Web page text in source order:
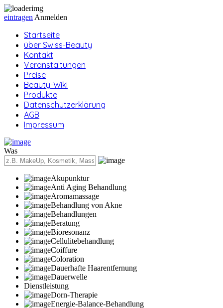
eintragen Anmelden
Startseite
über Swiss-Beauty
Kontakt
Veranstaltungen
Preise
Beauty-Wiki
Produkte
Datenschutzerklärung
AGB
Impressum
Was
Akupunktur
Anti Aging Behandlung
Aromamassage
Behandlung von Akne
Behandlungen
Beratung
Bioresonanz
Cellulitebehandlung
Coiffure
Coloration
Dauerhafte Haarentfernung
Dauerwelle
Dienstleistung
Dorn-Therapie
Energie-Balance-Behandlung